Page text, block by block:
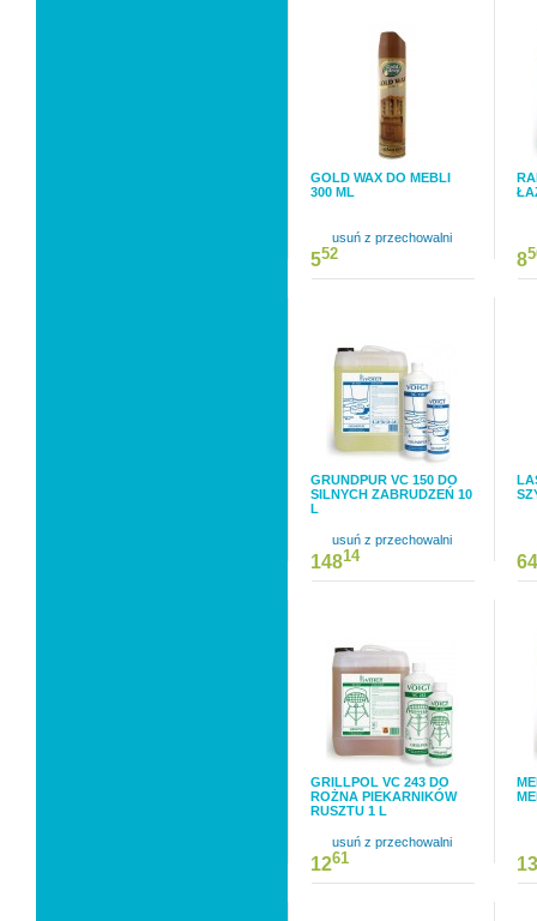
GOLD WAX DO MEBLI
300 ML
usuń z przechowalni
552 8
GRUNDPUR VC 150 DO
SILNYCH ZABRUDZEŃ 10
L
usuń z przechowalni
14814 64
GRILLPOL VC 243 DO
ROŻNA PIEKARNIKÓW
RUSZTU 1 L
usuń z przechowalni
1261 13